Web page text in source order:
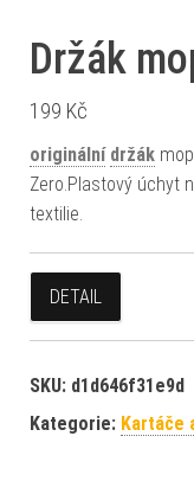
Držák
199 Kč
originální držák
Zero.Plastový úchyt
textilie.
DETAIL
SKU: d1d646f31e9d
Kategorie: Kartáče